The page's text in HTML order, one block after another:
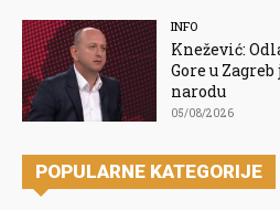
INFO
Knežević:
Gore u
narodu
05/08/2026
POPULARNE KATEGORIJE